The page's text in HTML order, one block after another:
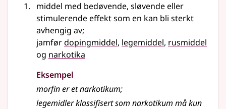
middel med bedøvende, sløvende eller
stimulerende effekt som en kan bli sterkt
avhengig av;
jamførdopingmiddel, legemiddel, rusmiddel
og narkotika
Eksempel
morfin er etnarkotikum;
legemidler klassifisert som narkotikum må kun